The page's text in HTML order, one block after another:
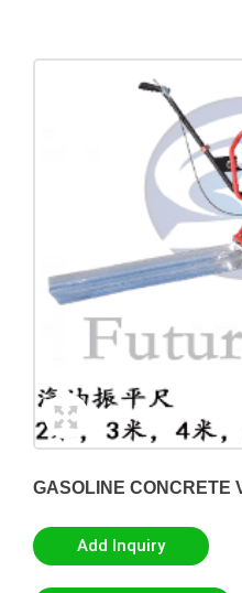
GASOLINE CONCRETE
Add Inquiry